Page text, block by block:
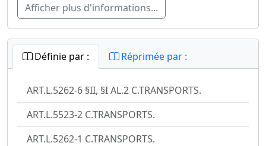
Afficher plus d'informations...
Définie par : Réprimée par :
ART.L.5262-6 §II, §I AL.2 C.TRANSPORTS.
ART.L.5523-2 C.TRANSPORTS.
ART.L.5262-1 C.TRANSPORTS.